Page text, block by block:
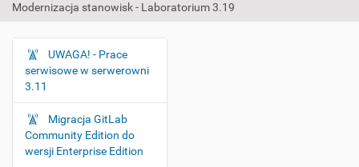
Modernizacja stanowisk - Laboratorium 3.19
N
a
g
a
UWAGA! - Prace
serwisowe w serwerowni
3.11
Migracja GitLab
Community Edition do
wersji Enterprise Edition